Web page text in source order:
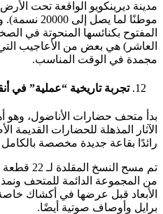
مدينة ديرينكويو الواقعة تحت
موطنًا لما
المفتوح بكنائسها المنحوتة في
العاشر) هي بعض من الأعاجيب
مجمدة في الوقت المناسب.
تجربة تاريخية “عملية” في
بدأ متحف حضارات الأناضول،
الآثار المذهلة للحضارات القديمة
رائدًا بقاعة جديدة مخصصة بالكامل
تم مسح
من المجموعة الدائمة للمتحف
الأبعاد قبل عرضها في أكشاك
برايل وأوصاف صوتية أيضًا.